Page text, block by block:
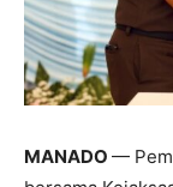
MANADO —